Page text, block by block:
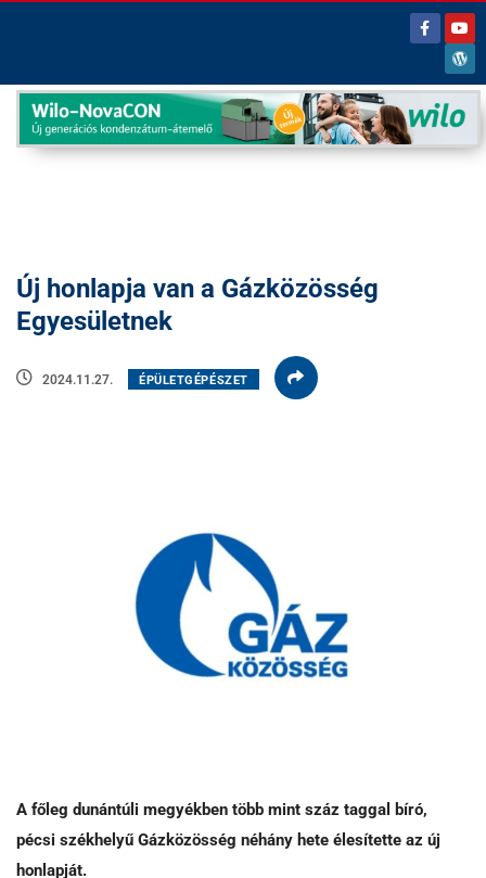
Új honlapja van a Gázközösség
Egyesületnek
2024.11.27. ÉPÜLETGÉPÉSZET
A főleg dunántúli megyékben több mint száz taggal bíró,
pécsi székhelyű Gázközösség néhány hete élesítette az új
honlapját.